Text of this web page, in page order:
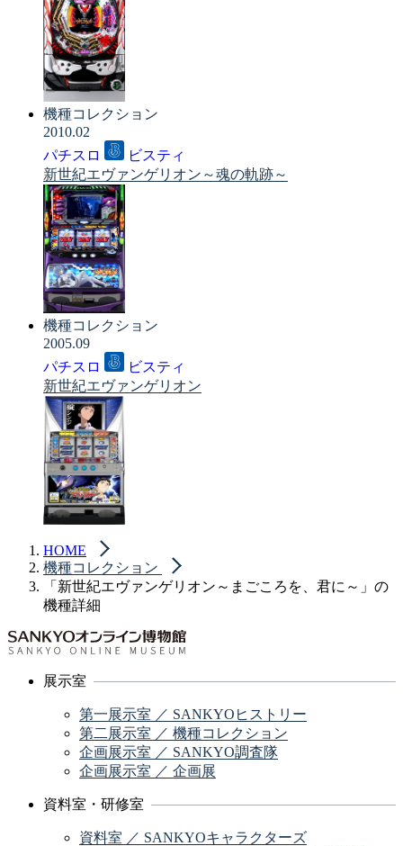
機種コレクション
2010.02
パチスロ
ビスティ
新世紀エヴァンゲリオン～魂の軌跡～
機種コレクション
2005.09
パチスロ
ビスティ
新世紀エヴァンゲリオン
HOME
機種コレクション
「新世紀エヴァンゲリオン～まごころを、君に～」の
機種詳細
展示室
第一展示室 ／ SANKYOヒストリー
第二展示室 ／ 機種コレクション
企画展示室 ／ SANKYO調査隊
企画展示室 ／ 企画展
資料室・研修室
資料室 ／ SANKYOキャラクターズ